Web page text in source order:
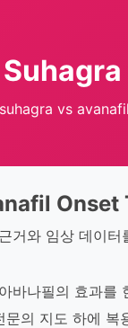
suhagra vs
Onset
거와 임상 데이터
바나필의 효과를
의 지도 하에 복